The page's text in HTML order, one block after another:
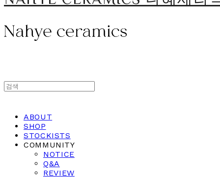
ABOUT
SHOP
STOCKISTS
COMMUNITY
NOTICE
Q&A
REVIEW